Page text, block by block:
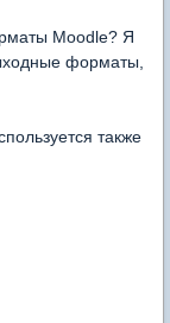
Moodle? Я
форматы,
также